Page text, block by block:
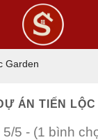
Garden
ÁN TIẾN LỘC
5/5 - (1 bình